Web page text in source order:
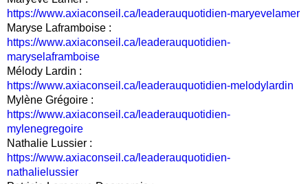
https://www.axiaconseil.ca/leaderauquotidien-maryevelamer
Maryse Laframboise :
https://www.axiaconseil.ca/leaderauquotidien-
maryselaframboise
Mélody Lardin :
https://www.axiaconseil.ca/leaderauquotidien-melodylardin
Mylène Grégoire :
https://www.axiaconseil.ca/leaderauquotidien-
mylenegregoire
Nathalie Lussier :
https://www.axiaconseil.ca/leaderauquotidien-
nathalielussier